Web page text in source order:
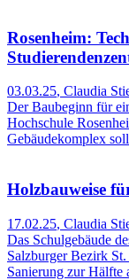
Rosenheim:
03.03.25, Claudia
Der Baubeginn für
Hochschule
Gebäudekomplex
Holzbauweise
17.02.25, Claudia
Das Schulgebäude
Salzburger Bezirk St.
Sanierung zur Hälfte